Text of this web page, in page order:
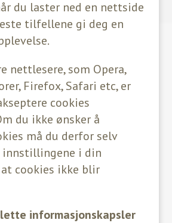
du laster ned en nettside
tilfellene gi deg en
nettlesere, som Opera,
Firefox, Safari etc, er
cookies
du ikke ønsker å
må du derfor selv
innstillingene i din
cookies ikke blir
informasjonskapsler